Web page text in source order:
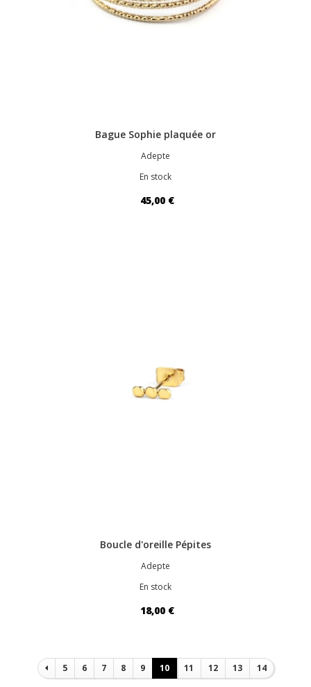
Bague Sophie plaquée or
Adepte
En stock
45,00 €
Boucle d'oreille Pépites
Adepte
En stock
18,00 €
Pagination
5 6 7 8 9 10 11 12 13 14